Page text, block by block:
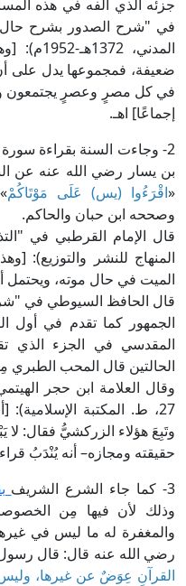
الذي ألَّفه في هذه
المدني،
فمجموعها يدل على أن
كل مصرٍ وعصرٍ يجتمعون
اهـ.
2- وجاءت السنة بقراءة
يسار رضي الله عنه عن
اقْرَءُوا (يس) عَلَى مَوْتَاكُمْ»
ابن حبان والحاكم.
للنشر والتوزيع):
في حال موته، ويحتمل أن
كما تقدم في أول
في الجزء الذي
قال المحب الطبري مِن
27، ط. المكتبة الإسلامية):
هؤلاء الزركشيُّ فقال: لا
ومجازه– أنه يُنْدَبُ
لأن فيها مِن
له ما ليس في
الله عنه قال: قال رسول
عِوَضٌ عن غيرها، وليس